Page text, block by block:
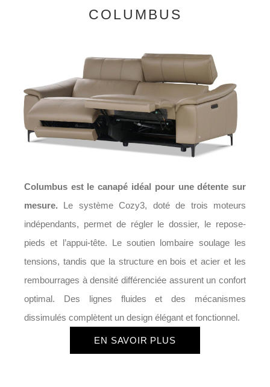
COLUMBUS
Columbus est le canapé idéal pour une détente sur
mesure. Le système Cozy3, doté de trois moteurs
indépendants, permet de régler le dossier, le repose-
pieds et l’appui-tête. Le soutien lombaire soulage les
tensions, tandis que la structure en bois et acier et les
rembourrages à densité différenciée assurent un confort
optimal. Des lignes fluides et des mécanismes
dissimulés complètent un design élégant et fonctionnel.
EN SAVOIR PLUS